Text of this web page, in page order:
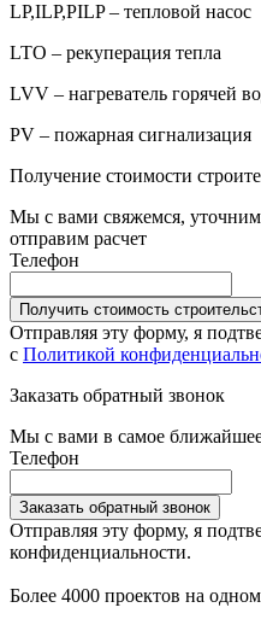
LP,ILP,PILP – тепловой насос
LTO – рекуперация тепла
LVV – нагреватель горячей
PV – пожарная сигнализация
Получение стоимости
Мы с вами свяжемся, уточним
отправим расчет
Телефон
Получить стоимость
Отправляя эту форму, я
с Политикой
Заказать обратный звонок
Мы с вами в самое
Телефон
Заказать обратный звонок
Отправляя эту форму, я
конфиденциальности.
Более 4000 проектов на